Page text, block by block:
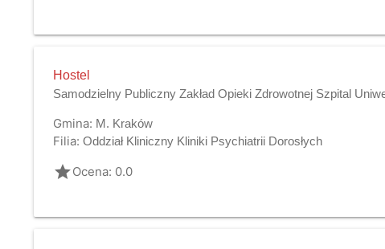
Hostel
Samodzielny Publiczny Zakład Opieki Zdrowotnej Szpital
Gmina: M. Kraków
Filia: Oddział Kliniczny Kliniki Psychiatrii Dorosłych
gradeOcena: 0.0